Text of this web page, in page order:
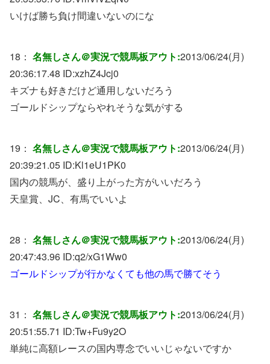
いけば勝ち負け間違いないのにな
18： 名無しさん＠実況で競馬板アウト:2013/06/24(月)
20:36:17.48 ID:xzhZ4Jcj0
キズナも好きだけど通用しないだろう
ゴールドシップならやれそうな気がする
19： 名無しさん＠実況で競馬板アウト:2013/06/24(月)
20:39:21.05 ID:Kl1eU1PK0
国内の競馬が、盛り上がった方がいいだろう
天皇賞、JC、有馬でいいよ
28： 名無しさん＠実況で競馬板アウト:2013/06/24(月)
20:47:43.96 ID:q2/xG1Ww0
ゴールドシップが行かなくても他の馬で勝てそう
31： 名無しさん＠実況で競馬板アウト:2013/06/24(月)
20:51:55.71 ID:Tw+Fu9y2O
単純に高額レースの国内専念でいいじゃないですか